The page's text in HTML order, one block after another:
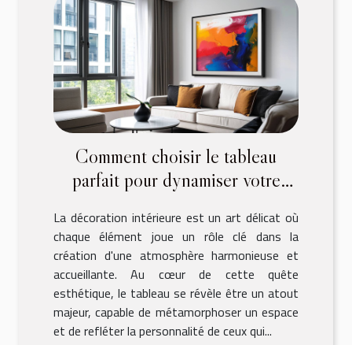
Comment choisir le tableau
parfait pour dynamiser votre
La décoration intérieure est un art délicat où
chaque élément joue un rôle clé dans la
création d'une atmosphère harmonieuse et
accueillante. Au cœur de cette quête
esthétique, le tableau se révèle être un atout
majeur, capable de métamorphoser un espace
et de refléter la personnalité de ceux qui...